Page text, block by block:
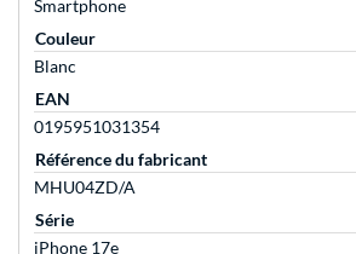
Smartphone
Couleur
Blanc
EAN
0195951031354
Référence du fabricant
MHU04ZD/A
Série
iPhone 17e